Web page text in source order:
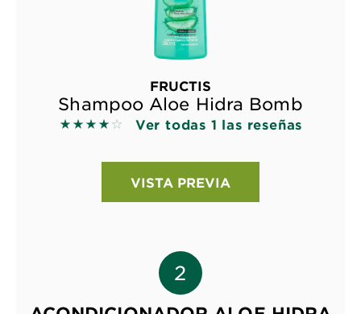
FRUCTIS
Shampoo Aloe Hidra Bomb
4 out of 5 stars based on reviews
Ver todas 1 las reseñas
VISTA PREVIA